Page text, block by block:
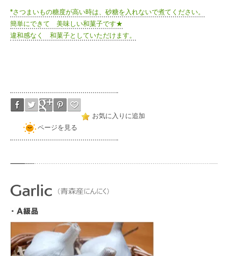
*さつまいもの糖度が高い時は、砂糖を入れないで煮てください。
簡単にできて 美味しい和菓子です★
違和感なく 和菓子としていただけます。
お気に入りに追加
ページを見る